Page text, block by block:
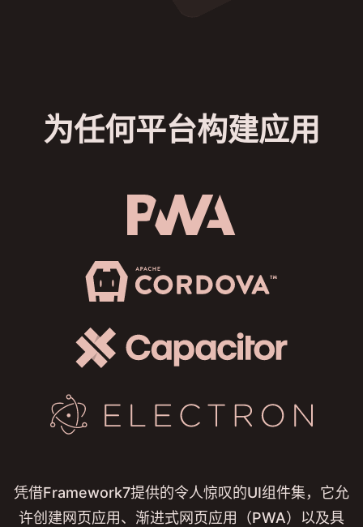
为任何平台构建应用
凭借Framework7提供的令人惊叹的UI组件集，它允
许创建网页应用、渐进式网页应用（PWA）以及具